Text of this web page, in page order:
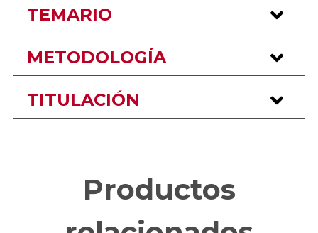
TEMARIO
METODOLOGÍA
TITULACIÓN
Productos